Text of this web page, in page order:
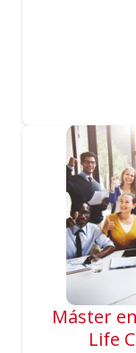
Máster
Life